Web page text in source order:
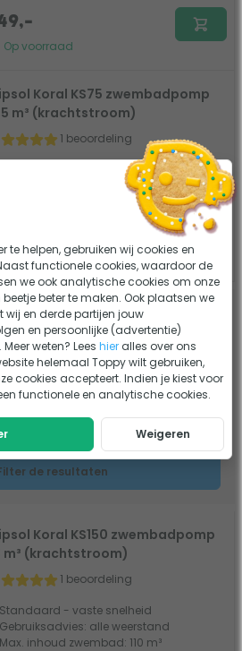
Op voorraad
Koral KS75 zwembadpomp
m³ (krachtstroom)
1 beoordeling
Standaard - vaste snelheid
Gebruiksadvies: alle weerstand
Max. inhoud zwembad: 64 m³
Op voorraad
besteld, morgen in huis
levering vanaf €75
van onze experts
dagen bedenktijd
de resultaten
Koral KS150 zwembadpomp
m³ (krachtstroom)
1 beoordeling
Standaard - vaste snelheid
Gebruiksadvies: alle weerstand
Max. inhoud zwembad: 110 m³
te helpen, gebruiken wij cookies en
functionele cookies, waardoor de
we ook analytische cookies om onze
beter te maken. Ook plaatsen we
wij en derde partijen jouw
en persoonlijke (advertentie)
weten? Leeshier alles over ons
helemaal Toppy wilt gebruiken,
cookies accepteert. Indien je kiest voor
functionele en analytische cookies.
Weigeren